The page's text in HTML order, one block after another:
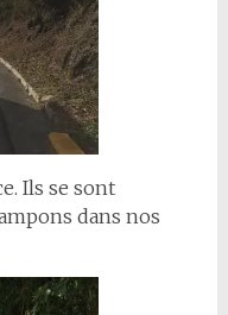
Ils se sont
dans nos